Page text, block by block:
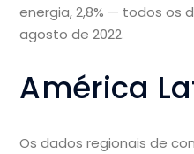
energia, 2,8% — todos os
agosto de 2022.
América
Os dados regionais de